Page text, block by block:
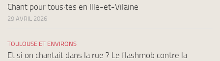
Chant pour tous·tes en Ille-et-Vilaine
29 AVRIL 2026
TOULOUSE ET ENVIRONS
Et si on chantait dans la rue ? Le flashmob contre la